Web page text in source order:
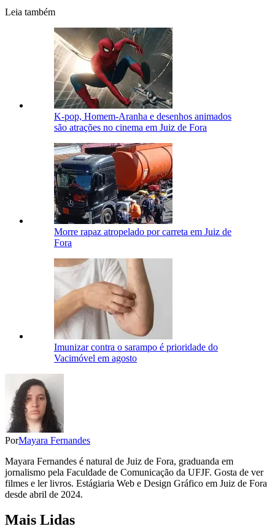
Leia também
K-pop, Homem-Aranha e desenhos animados
são atrações no cinema em Juiz de Fora
Morre rapaz atropelado por carreta em Juiz de
Fora
Imunizar contra o sarampo é prioridade do
Vacimóvel em agosto
PorMayara Fernandes
Mayara Fernandes é natural de Juiz de Fora, graduanda em
jornalismo pela Faculdade de Comunicação da UFJF. Gosta de ver
filmes e ler livros. Estágiaria Web e Design Gráfico em Juiz de Fora
desde abril de 2024.
Mais Lidas